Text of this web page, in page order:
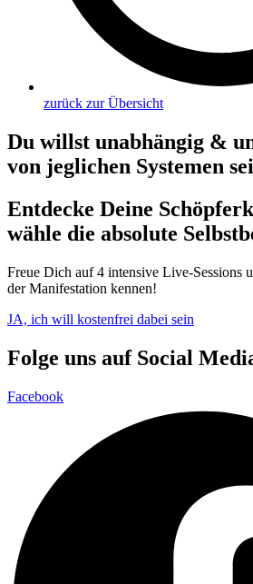
zurück zur Übersicht
Du willst unabhängig &
von jeglichen Systemen
Entdecke Deine
wähle die absolute
Freue Dich auf 4 intensive Live-Sessions
der Manifestation kennen!
JA, ich will kostenfrei dabei sein
Folge uns auf Social
Facebook